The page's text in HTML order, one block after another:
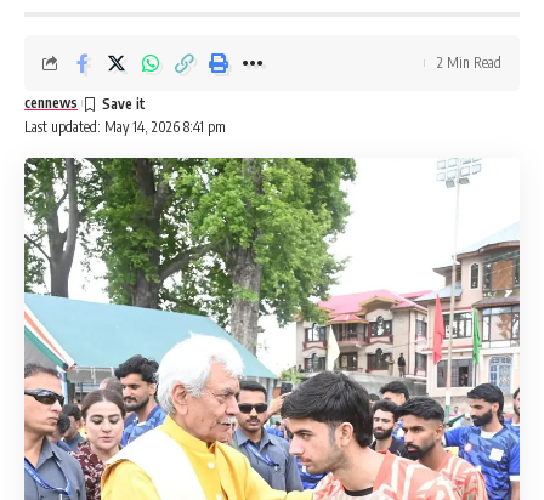
Last updated: May 14, 2026 8:41 pm
cennews
2 Min Read